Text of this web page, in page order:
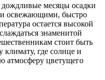
месяцы осадки
освежающими, быстро
остается высокой
знаменитой
стоит быть
где солнце и
атмосферу цветущего